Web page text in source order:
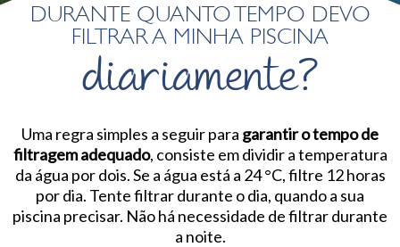
DURANTE QUANTO TEMPO DEVO
FILTRAR A MINHA PISCINA
diariamente?
Uma regra simples a seguir para garantir o tempo de
filtragem adequado, consiste em dividir a temperatura
da água por dois. Se a água está a 24 °C, filtre 12 horas
por dia. Tente filtrar durante o dia, quando a sua
piscina precisar. Não há necessidade de filtrar durante
a noite.